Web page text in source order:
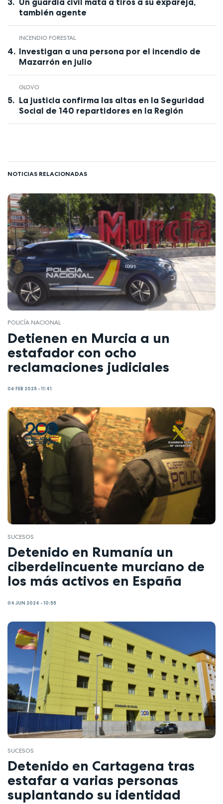
Un guardia civil mata a tiros a su expareja,
también agente
INCENDIO FORESTAL
Investigan a una persona por el incendio de
Mazarrón en julio
GLOVO
La justicia confirma las altas en la Seguridad
Social de 140 repartidores en la Región
NOTICIAS RELACIONADAS
POLICÍA NACIONAL
Detienen en Murcia a un
estafador con ocho
reclamaciones judiciales
06 FEB 2025 - 11:41
SUCESOS
Detenido en Rumanía un
ciberdelincuente murciano de
los más activos en España
04 JUN 2024 - 10:55
SUCESOS
Detenido en Cartagena tras
estafar a varias personas
suplantando su identidad